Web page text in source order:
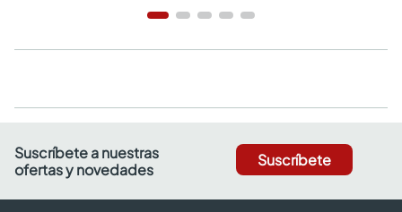
Suscríbete a nuestras
ofertas y novedades
Suscríbete